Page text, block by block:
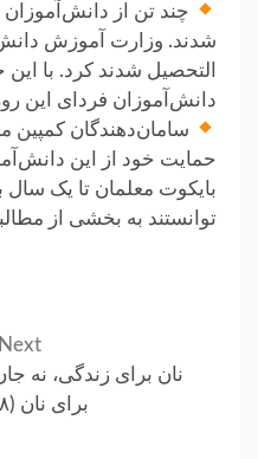
چند تن از دانش‌آموزان
شدند. وزارت آموزش
التحصیل شدند کرد. با این
دانش‌آموزان فردای این روز
سامان‌دهندگان
حمایت خود از این
بایکوت معلمان تا یک سال
توانستند به بخشی از
Reading
Next:
نان برای زندگی، نه
برای نان (٨)